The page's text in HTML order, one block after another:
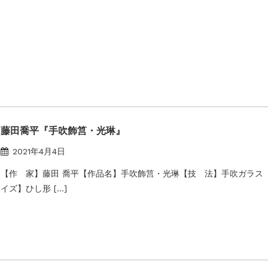
藤田喬平『手吹飾筥・光琳』
2021年4月4日
【作 家】藤田 喬平【作品名】手吹飾筥・光琳【技 法】手吹ガラス
イズ】ひし形 […]